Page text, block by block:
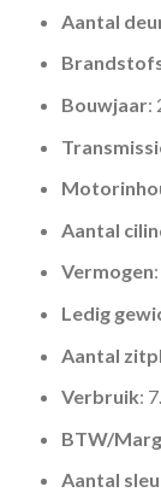
Aantal
Bouwjaar:
Aantal
Vermogen
Ledig
Aantal
Verbruik:
BTW/
Aantal